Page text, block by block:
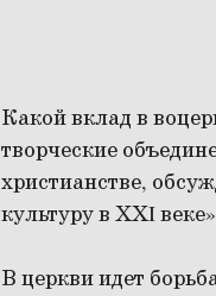
Какой вклад в
творческие
христианстве,
культуру в ХХI
В церкви идет